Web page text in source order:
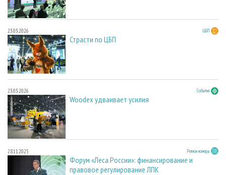
23.03.2026 ЦБП
Страсти по ЦБП
23.03.2026 События
Woodex удваивает усилия
28.11.2025 Регион номера
Форум «Леса России»: финансирование и
правовое регулирование ЛПК